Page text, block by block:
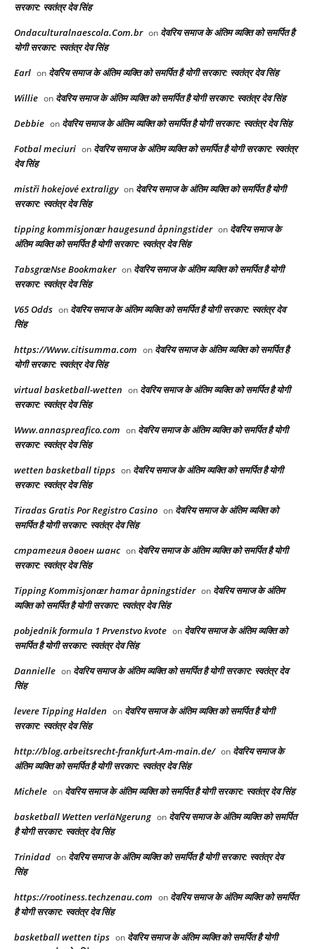
सरकार: स्वतंत्र देव सिंह
Ondaculturalnaescola.Com.br on देवरिय समाज के अंतिम व्यक्ति को समर्पित है
योगी सरकार: स्वतंत्र देव सिंह
Earl on देवरिय समाज के अंतिम व्यक्ति को समर्पित है योगी सरकार: स्वतंत्र देव सिंह
Willie on देवरिय समाज के अंतिम व्यक्ति को समर्पित है योगी सरकार: स्वतंत्र देव सिंह
Debbie on देवरिय समाज के अंतिम व्यक्ति को समर्पित है योगी सरकार: स्वतंत्र देव सिंह
Fotbal meciuri on देवरिय समाज के अंतिम व्यक्ति को समर्पित है योगी सरकार: स्वतंत्र
देव सिंह
mistři hokejové extraligy on देवरिय समाज के अंतिम व्यक्ति को समर्पित है योगी
सरकार: स्वतंत्र देव सिंह
tipping kommisjonær haugesund åpningstider on देवरिय समाज के
अंतिम व्यक्ति को समर्पित है योगी सरकार: स्वतंत्र देव सिंह
TabsgræNse Bookmaker on देवरिय समाज के अंतिम व्यक्ति को समर्पित है योगी
सरकार: स्वतंत्र देव सिंह
V65 Odds on देवरिय समाज के अंतिम व्यक्ति को समर्पित है योगी सरकार: स्वतंत्र देव
सिंह
https://Www.citisumma.com on देवरिय समाज के अंतिम व्यक्ति को समर्पित है
योगी सरकार: स्वतंत्र देव सिंह
virtual basketball-wetten on देवरिय समाज के अंतिम व्यक्ति को समर्पित है योगी
सरकार: स्वतंत्र देव सिंह
Www.annaspreafico.com on देवरिय समाज के अंतिम व्यक्ति को समर्पित है योगी
सरकार: स्वतंत्र देव सिंह
wetten basketball tipps on देवरिय समाज के अंतिम व्यक्ति को समर्पित है योगी
सरकार: स्वतंत्र देव सिंह
Tiradas Gratis Por Registro Casino on देवरिय समाज के अंतिम व्यक्ति को
समर्पित है योगी सरकार: स्वतंत्र देव सिंह
стратегия двоен шанс on देवरिय समाज के अंतिम व्यक्ति को समर्पित है योगी
सरकार: स्वतंत्र देव सिंह
Tipping Kommisjonær hamar åpningstider on देवरिय समाज के अंतिम
व्यक्ति को समर्पित है योगी सरकार: स्वतंत्र देव सिंह
pobjednik formula 1 Prvenstvo kvote on देवरिय समाज के अंतिम व्यक्ति को
समर्पित है योगी सरकार: स्वतंत्र देव सिंह
Dannielle on देवरिय समाज के अंतिम व्यक्ति को समर्पित है योगी सरकार: स्वतंत्र देव
सिंह
levere Tipping Halden on देवरिय समाज के अंतिम व्यक्ति को समर्पित है योगी
सरकार: स्वतंत्र देव सिंह
http://blog.arbeitsrecht-frankfurt-Am-main.de/ on देवरिय समाज के
अंतिम व्यक्ति को समर्पित है योगी सरकार: स्वतंत्र देव सिंह
Michele on देवरिय समाज के अंतिम व्यक्ति को समर्पित है योगी सरकार: स्वतंत्र देव सिंह
basketball Wetten verläNgerung on देवरिय समाज के अंतिम व्यक्ति को समर्पित
है योगी सरकार: स्वतंत्र देव सिंह
Trinidad on देवरिय समाज के अंतिम व्यक्ति को समर्पित है योगी सरकार: स्वतंत्र देव
सिंह
https://rootiness.techzenau.com on देवरिय समाज के अंतिम व्यक्ति को समर्पित
है योगी सरकार: स्वतंत्र देव सिंह
basketball wetten tips on देवरिय समाज के अंतिम व्यक्ति को समर्पित है योगी